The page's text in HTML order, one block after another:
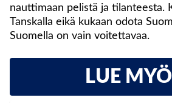
nauttimaan pelistä ja tilanteesta.
Tanskalla eikä kukaan odota
Suomella on vain voitettavaa.
LUE